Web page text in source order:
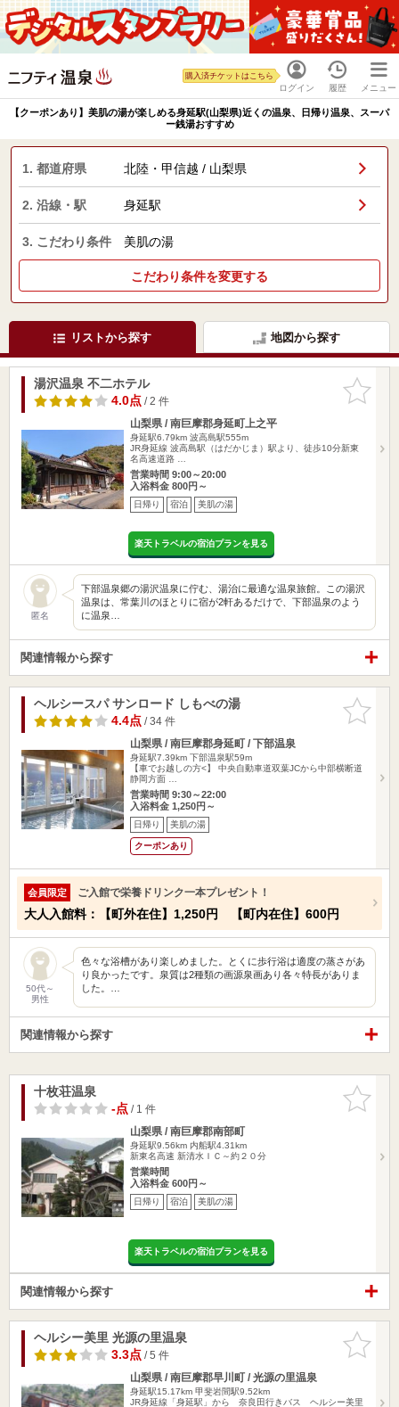
ログイン
購入済チケットはこちら
履歴 メニュー
【クーポンあり】美肌の湯が楽しめる身延駅(山梨県)近くの温泉、日帰り温泉、スーパ
ー銭湯おすすめ
1. 都道府県 北陸・甲信越 / 山梨県
2. 沿線・駅 身延駅
3. こだわり条件 美肌の湯
こだわり条件を変更する
リストから探す 地図から探す
お気に入
りに追加
湯沢温泉 不二ホテル
4.0点/ 2 件
山梨県 / 南巨摩郡身延町上之平
身延駅6.79km 波高島駅555m
JR身延線 波高島駅（はだかじま）駅より、徒歩10分新東
名高速道路 …
営業時間 9:00～20:00
入浴料金 800円～
日帰り 宿泊 美肌の湯
楽天トラベルの宿泊プランを見る
匿名
下部温泉郷の湯沢温泉に佇む、湯治に最適な温泉旅館。この湯沢
温泉は、常葉川のほとりに宿が2軒あるだけで、下部温泉のよう
に温泉…
関連情報から探す
お気に入
りに追加
ヘルシースパ サンロード しもべの湯
4.4点/ 34 件
山梨県 / 南巨摩郡身延町 / 下部温泉
身延駅7.39km 下部温泉駅59m
【車でお越しの方<】 中央自動車道双葉JCから中部横断道
静岡方面 …
営業時間 9:30～22:00
入浴料金 1,250円～
日帰り 美肌の湯
クーポンあり
会員限定 ご入館で栄養ドリンク一本プレゼント！
大人入館料：【町外在住】1,250円 【町内在住】600円
50代～
男性
色々な浴槽があり楽しめました。とくに歩行浴は適度の蒸さがあ
り良かったです。泉質は2種類の画源泉画あり各々特長がありま
した。…
関連情報から探す
お気に入
りに追加
十枚荘温泉
-点/ 1 件
山梨県 / 南巨摩郡南部町
身延駅9.56km 内船駅4.31km
新東名高速 新清水ＩＣ～約２０分
営業時間
入浴料金 600円～
日帰り 宿泊 美肌の湯
楽天トラベルの宿泊プランを見る
関連情報から探す
お気に入
りに追加
ヘルシー美里 光源の里温泉
3.3点/ 5 件
山梨県 / 南巨摩郡早川町 / 光源の里温泉
身延駅15.17km 甲斐岩間駅9.52km
JR身延線「身延駅」から 奈良田行きバス ヘルシー美里